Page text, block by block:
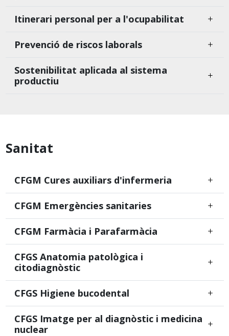
Itinerari personal per a l'ocupabilitat
Prevenció de riscos laborals
Sostenibilitat aplicada al sistema
productiu
Sanitat
CFGM Cures auxiliars d'infermeria
CFGM Emergències sanitaries
CFGM Farmàcia i Parafarmàcia
CFGS Anatomia patològica i
citodiagnòstic
CFGS Higiene bucodental
CFGS Imatge per al diagnòstic i medicina
nuclear